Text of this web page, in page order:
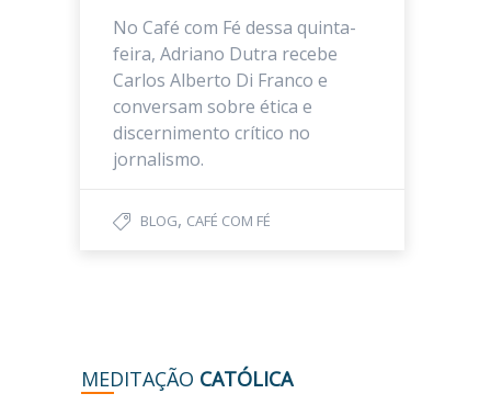
No Café com Fé dessa quinta-
feira, Adriano Dutra recebe
Carlos Alberto Di Franco e
conversam sobre ética e
discernimento crítico no
jornalismo.
BLOG, CAFÉ COM FÉ
MEDITAÇÃO CATÓLICA